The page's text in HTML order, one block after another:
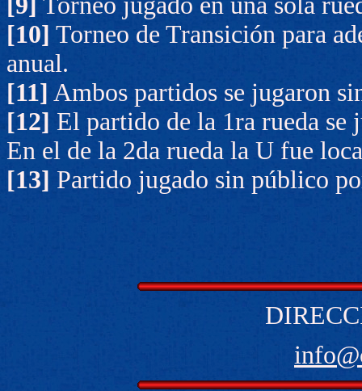
[10] Torneo de Transición para
anual.
[11] Ambos partidos se jugaron
[12] El partido de la 1ra rueda
En el de la 2da rueda la U fue
[13] Partido jugado sin público